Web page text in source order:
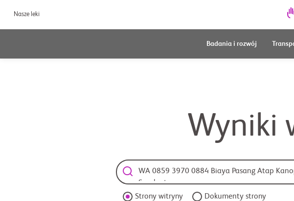
Nasze leki
Badania i rozwój
Wyniki
Strony witryny Dokumenty strony